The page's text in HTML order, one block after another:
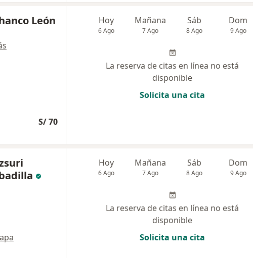
León
S/ 70
Hoy
6 Ago
Mañana
7 Ago
Sáb
8 Ago
Dom
9 Ago
La reserva de citas en línea no está
disponible
Solicita una cita
Hoy
6 Ago
Mañana
7 Ago
Sáb
8 Ago
Dom
9 Ago
La reserva de citas en línea no está
disponible
Solicita una cita